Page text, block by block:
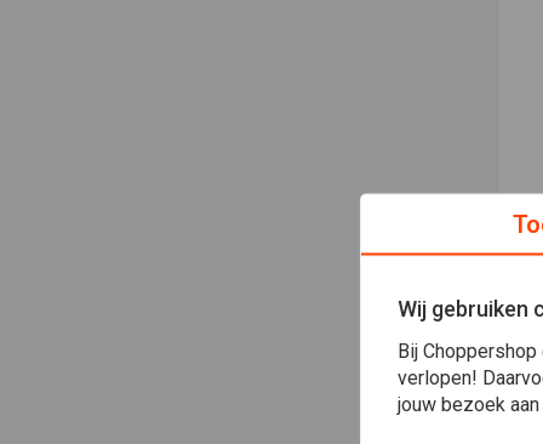
Wij gebruiken
Bij
verlopen!
jouw bezoek